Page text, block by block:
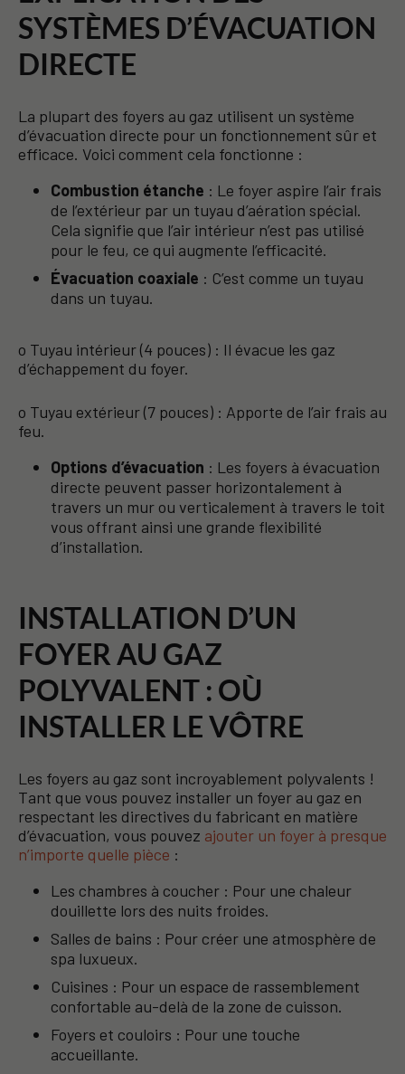
SYSTÈMES D’ÉVACUATION
DIRECTE
La plupart des foyers au gaz utilisent un système
d’évacuation directe pour un fonctionnement sûr et
efficace. Voici comment cela fonctionne :
Combustion étanche : Le foyer aspire l’air frais
de l’extérieur par un tuyau d’aération spécial.
Cela signifie que l’air intérieur n’est pas utilisé
pour le feu, ce qui augmente l’efficacité.
Évacuation coaxiale : C’est comme un tuyau
dans un tuyau.
o Tuyau intérieur (4 pouces) : Il évacue les gaz
d’échappement du foyer.
o Tuyau extérieur (7 pouces) : Apporte de l’air frais au
feu.
Options d’évacuation : Les foyers à évacuation
directe peuvent passer horizontalement à
travers un mur ou verticalement à travers le toit
vous offrant ainsi une grande flexibilité
d’installation.
INSTALLATION D’UN
FOYER AU GAZ
POLYVALENT : OÙ
INSTALLER LE VÔTRE
Les foyers au gaz sont incroyablement polyvalents !
Tant que vous pouvez installer un foyer au gaz en
respectant les directives du fabricant en matière
d’évacuation, vous pouvez ajouter un foyer à presque
n’importe quelle pièce :
Les chambres à coucher : Pour une chaleur
douillette lors des nuits froides.
Salles de bains : Pour créer une atmosphère de
spa luxueux.
Cuisines : Pour un espace de rassemblement
confortable au-delà de la zone de cuisson.
Foyers et couloirs : Pour une touche
accueillante.